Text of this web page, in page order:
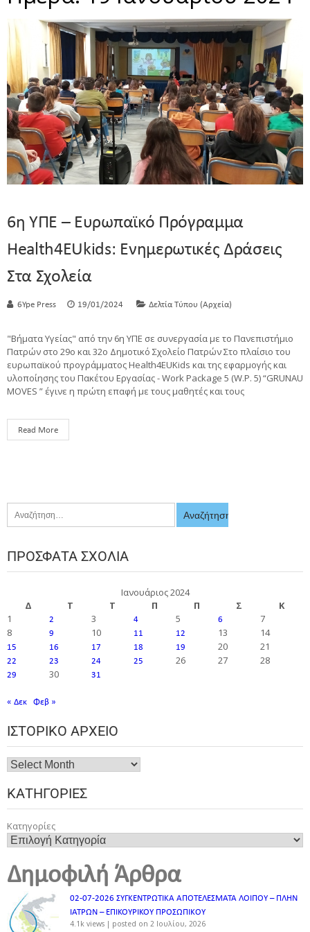
6η ΥΠΕ – Ευρωπαϊκό Πρόγραμμα
Health4EUkids: Ενημερωτικές Δράσεις
Στα Σχολεία
6Ype Press 19/01/2024 Δελτία Τύπου (Αρχεία)
"Βήματα Υγείας" από την 6η ΥΠΕ σε συνεργασία με το Πανεπιστήμιο
Πατρών στο 29ο και 32ο Δημοτικό Σχολείο Πατρών Στo πλαίσιο του
ευρωπαϊκού προγράμματος Health4EUKids και της εφαρμογής και
υλοποίησης του Πακέτου Εργασίας - Work Package 5 (W.P. 5) “GRUNAU
MOVES ” έγινε η πρώτη επαφή με τους μαθητές και τους
Read More
ΠΡΌΣΦΑΤΑ ΣΧΌΛΙΑ
Ιανουάριος 2024
Δ
Τ Τ Π Π Σ
Κ
1
2 3 4 5 6
7
8
9 10 11 12 13 14
15 16 17 18 19 20 21
22 23 24 25 26 27 28
29 30 31
« Δεκ Φεβ »
ΙΣΤΟΡΙΚΌ ΑΡΧΕΊΟ
ΚΑΤΗΓΟΡΊΕΣ
Κατηγορίες
Δημοφιλή Άρθρα
02-07-2026 ΣΥΓΚΕΝΤΡΩΤΙΚΑ ΑΠΟΤΕΛΕΣΜΑΤΑ ΛΟΙΠΟΥ – ΠΛΗΝ
ΙΑΤΡΩΝ – ΕΠΙΚΟΥΡΙΚΟΥ ΠΡΟΣΩΠΙΚOY
4.1k views | posted on 2 Ιουλίου, 2026